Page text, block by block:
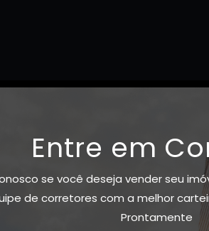
Entre em
se você deseja vender seu
de corretores com a melhor
Prontamente